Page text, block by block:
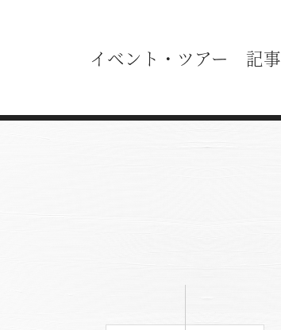
イベント・ツアー 記事